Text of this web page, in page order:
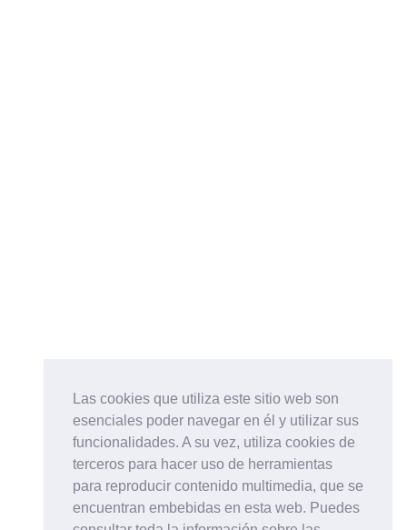
Las cookies que utiliza este sitio web son
esenciales poder navegar en él y utilizar sus
funcionalidades. A su vez, utiliza cookies de
terceros para hacer uso de herramientas
para reproducir contenido multimedia, que se
encuentran embebidas en esta web. Puedes